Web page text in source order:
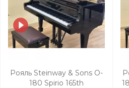
Рояль Steinway & Sons O-
180 Spirio 165th